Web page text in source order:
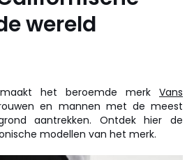
wereld
het beroemde merk Vans
en mannen met de meest
aantrekken. Ontdek hier de
modellen van het merk.